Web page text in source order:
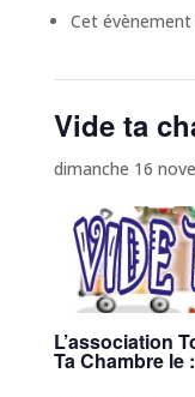
Cet évènement
Vide ta
dimanche 16
L’association
Ta Chambre le :